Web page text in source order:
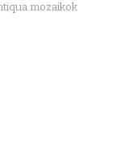
mozaikok